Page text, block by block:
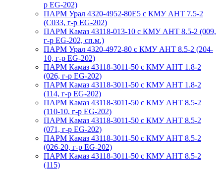
р EG-202)
ПАРМ Урал 4320-4952-80Е5 с КМУ АНТ 7.5-2
(С033, г-р EG-202)
ПАРМ Камаз 43118-013-10 с КМУ АНТ 8.5-2 (009,
г-р EG-202, сп.м.)
ПАРМ Урал 4320-4972-80 с КМУ АНТ 8.5-2 (204-
10, г-р EG-202)
ПАРМ Камаз 43118-3011-50 с КМУ АНТ 1.8-2
(026, г-р EG-202)
ПАРМ Камаз 43118-3011-50 с КМУ АНТ 1.8-2
(114, г-р EG-202)
ПАРМ Камаз 43118-3011-50 с КМУ АНТ 8.5-2
(110-10, г-р EG-202)
ПАРМ Камаз 43118-3011-50 с КМУ АНТ 8.5-2
(071, г-р EG-202)
ПАРМ Камаз 43118-3011-50 с КМУ АНТ 8.5-2
(026-20, г-р EG-202)
ПАРМ Камаз 43118-3011-50 с КМУ АНТ 8.5-2
(115)